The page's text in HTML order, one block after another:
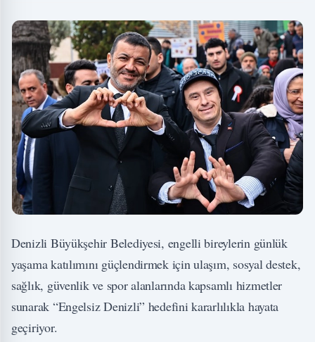
Denizli Büyükşehir Belediyesi, engelli bireylerin günlük
yaşama katılımını güçlendirmek için ulaşım, sosyal destek,
sağlık, güvenlik ve spor alanlarında kapsamlı hizmetler
sunarak “Engelsiz Denizli” hedefini kararlılıkla hayata
geçiriyor.